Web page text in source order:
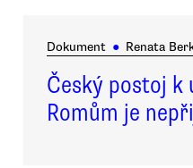
Dokument ● Renata
Český postoj k
Romům je